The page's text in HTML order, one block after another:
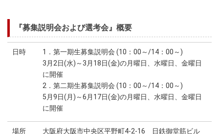
『募集説明会および選考会』概要
日時
1．第一期生募集説明会 (10：00～/14：00～)
3月2日(水)～3月18日(金)の月曜日、水曜日、金曜日
に開催
2．第二期生募集説明会 (10：00～/14：00～)
5月9日(月)～6月17日(金)の月曜日、水曜日、金曜日
に開催
場所
大阪府大阪市中央区平野町4-2-16 日鉄御堂筋ビル